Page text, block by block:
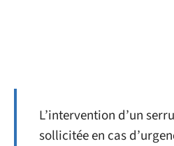
L’intervention d’un
sollicitée en cas